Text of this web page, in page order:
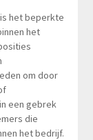
het beperkte
het
om door
een gebrek
die
het bedrijf.